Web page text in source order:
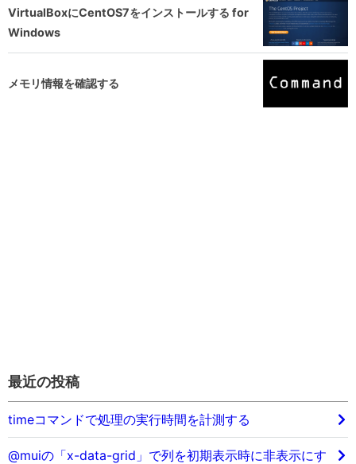
VirtualBoxにCentOS7をインストールする for
Windows
メモリ情報を確認する
最近の投稿
timeコマンドで処理の実行時間を計測する
@muiの「x-data-grid」で列を初期表示時に非表示にす